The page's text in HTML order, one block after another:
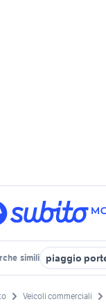
simili piaggio
Veicoli commerciali